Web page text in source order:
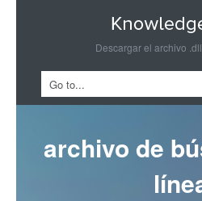
Descargar el archivo
archivo de